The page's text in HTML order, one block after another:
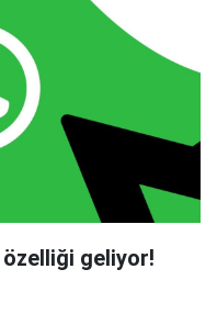
geliyor!